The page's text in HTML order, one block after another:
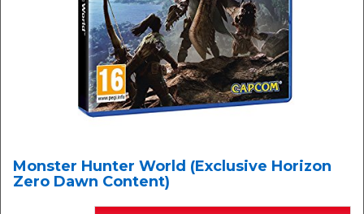
Monster Hunter World (Exclusive Horizon
Zero Dawn Content)